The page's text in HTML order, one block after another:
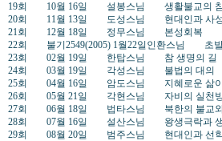
19회 10월 16일 설봉스님 생활불교의 참
20회 11월 13일 도성스님 현대인과 사성
21회 12월 18일 정무스님 본성회복
22회 불기2549(2005) 1월22일인환스님 초발
23회 02월 19일 한탑스님 참 생명의 길
24회 03월 19일 각성스님 불법의 대의
25회 04월 16일 암도스님 지혜로운 삶이
26회 05월 21일 각현스님 자비의 실천
27회 06월 18일 법타스님 북한의 불교와
28회 07월 16일 설산스님 왕생극락과 생
29회 08월 20일 범주스님 현대인과 선